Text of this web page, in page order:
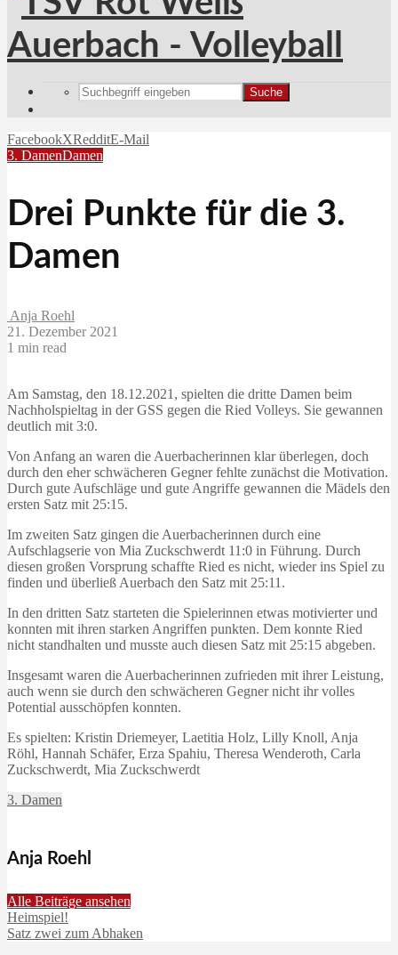
Suche
FacebookXRedditE-Mail
3. DamenDamen
Drei Punkte für die 3.
Damen
Anja Roehl
21. Dezember 2021
1 min read
Am Samstag, den 18.12.2021, spielten die dritte Damen beim
Nachholspieltag in der GSS gegen die Ried Volleys. Sie gewannen
deutlich mit 3:0.
Von Anfang an waren die Auerbacherinnen klar überlegen, doch
durch den eher schwächeren Gegner fehlte zunächst die Motivation.
Durch gute Aufschläge und gute Angriffe gewannen die Mädels den
ersten Satz mit 25:15.
Im zweiten Satz gingen die Auerbacherinnen durch eine
Aufschlagserie von Mia Zuckschwerdt 11:0 in Führung. Durch
diesen großen Vorsprung schaffte Ried es nicht, wieder ins Spiel zu
finden und überließ Auerbach den Satz mit 25:11.
In den dritten Satz starteten die Spielerinnen etwas motivierter und
konnten mit ihren starken Angriffen punkten. Dem konnte Ried
nicht standhalten und musste auch diesen Satz mit 25:15 abgeben.
Insgesamt waren die Auerbacherinnen zufrieden mit ihrer Leistung,
auch wenn sie durch den schwächeren Gegner nicht ihr volles
Potential ausschöpfen konnten.
Es spielten: Kristin Driemeyer, Laetitia Holz, Lilly Knoll, Anja
Röhl, Hannah Schäfer, Erza Spahiu, Theresa Wenderoth, Carla
Zuckschwerdt, Mia Zuckschwerdt
3. Damen
Anja Roehl
Alle Beiträge ansehen
Heimspiel!
Satz zwei zum Abhaken